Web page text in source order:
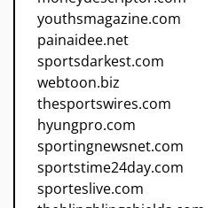
youthsmagazine.com
painaidee.net
sportsdarkest.com
webtoon.biz
thesportswires.com
hyungpro.com
sportingnewsnet.com
sportstime24day.com
sporteslive.com